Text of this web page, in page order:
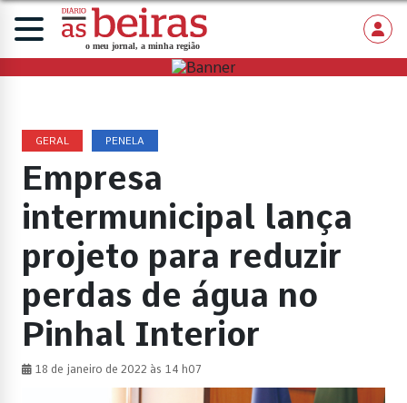
GERAL PENELA
Empresa
intermunicipal lança
projeto para reduzir
perdas de água no
Pinhal Interior
18 de janeiro de 2022 às 14 h07